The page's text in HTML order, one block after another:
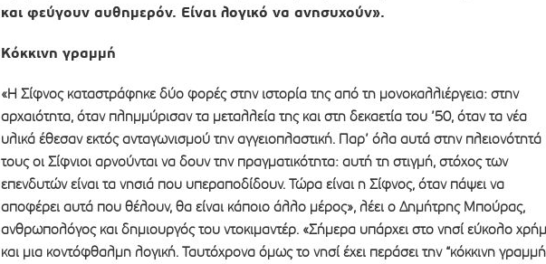
και φεύγουν αυθημερόν. Είναι λογικό να ανησυχούν».
Κόκκινη γραμμή
«Η Σίφνος καταστράφηκε δύο φορές στην ιστορία της από τη μονοκαλλιέργεια: στην
αρχαιότητα, όταν πλημμύρισαν τα μεταλλεία της και στη δεκαετία του ’50, όταν τα νέα
υλικά έθεσαν εκτός ανταγωνισμού την αγγειοπλαστική. Παρ’ όλα αυτά στην πλειονότητά
τους οι Σίφνιοι αρνούνται να δουν την πραγματικότητα: αυτή τη στιγμή, στόχος των
επενδυτών είναι τα νησιά που υπεραποδίδουν. Τώρα είναι η Σίφνος, όταν πάψει να
αποφέρει αυτά που θέλουν, θα είναι κάποιο άλλο μέρος», λέει ο Δημήτρης Μπούρας,
ανθρωπολόγος και δημιουργός του ντοκιμαντέρ. «Σήμερα υπάρχει στο νησί εύκολο
και μια κοντόφθαλμη λογική. Ταυτόχρονα όμως το νησί έχει περάσει την “κόκκινη